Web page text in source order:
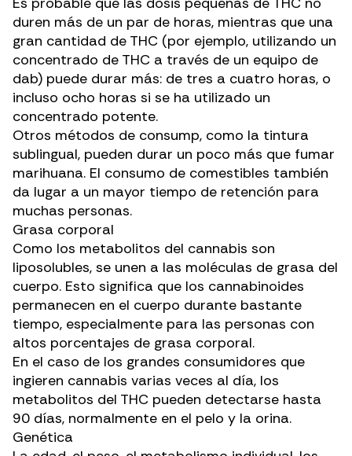
duren más de un par de horas, mientras que una
gran cantidad de THC (por ejemplo, utilizando un
concentrado de THC a través de un equipo de
dab) puede durar más: de tres a cuatro horas, o
incluso ocho horas si se ha utilizado un
concentrado potente.
Otros métodos de consump, como la tintura
sublingual, pueden durar un poco más que fumar
marihuana. El consumo de comestibles también
da lugar a un mayor tiempo de retención para
muchas personas.
Grasa corporal
Como los metabolitos del cannabis son
liposolubles, se unen a las moléculas de grasa del
cuerpo. Esto significa que los cannabinoides
permanecen en el cuerpo durante bastante
tiempo, especialmente para las personas con
altos porcentajes de grasa corporal.
En el caso de los grandes consumidores que
ingieren cannabis varias veces al día, los
metabolitos del THC pueden detectarse hasta
90 días, normalmente en el pelo y la orina.
Genética